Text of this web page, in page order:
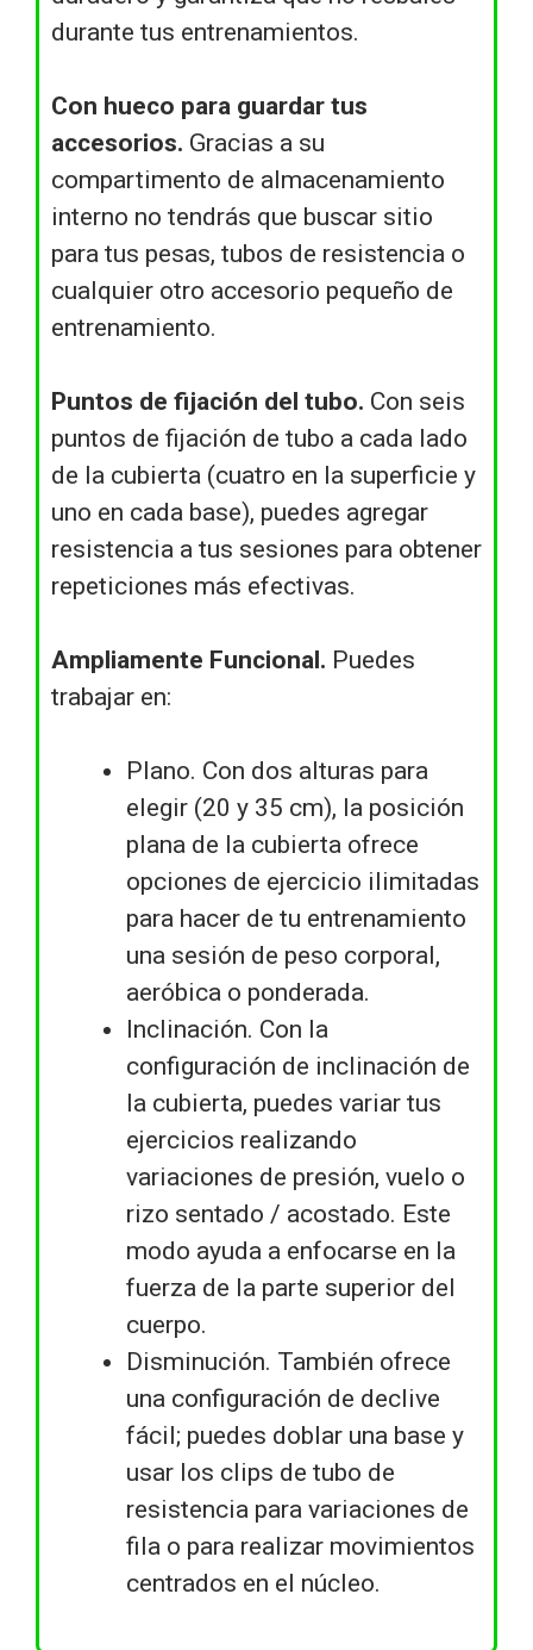
durante tus entrenamientos.
Con hueco para guardar tus
accesorios. Gracias a su
compartimento de almacenamiento
interno no tendrás que buscar sitio
para tus pesas, tubos de resistencia o
cualquier otro accesorio pequeño de
entrenamiento.
Puntos de fijación del tubo. Con seis
puntos de fijación de tubo a cada lado
de la cubierta (cuatro en la superficie y
uno en cada base), puedes agregar
resistencia a tus sesiones para obtener
repeticiones más efectivas.
Ampliamente Funcional. Puedes
trabajar en:
Plano. Con dos alturas para
elegir (20 y 35 cm), la posición
plana de la cubierta ofrece
opciones de ejercicio ilimitadas
para hacer de tu entrenamiento
una sesión de peso corporal,
aeróbica o ponderada.
Inclinación. Con la
configuración de inclinación de
la cubierta, puedes variar tus
ejercicios realizando
variaciones de presión, vuelo o
rizo sentado / acostado. Este
modo ayuda a enfocarse en la
fuerza de la parte superior del
cuerpo.
Disminución. También ofrece
una configuración de declive
fácil; puedes doblar una base y
usar los clips de tubo de
resistencia para variaciones de
fila o para realizar movimientos
centrados en el núcleo.